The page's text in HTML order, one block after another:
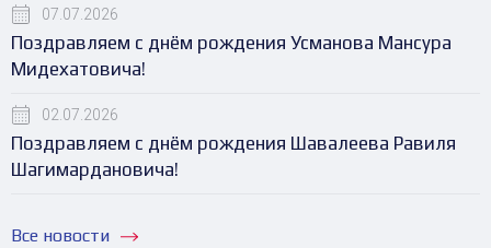
07.07.2026
Поздравляем с днём рождения Усманова Мансура
Мидехатовича!
02.07.2026
Поздравляем с днём рождения Шавалеева Равиля
Шагимардановича!
Все новости